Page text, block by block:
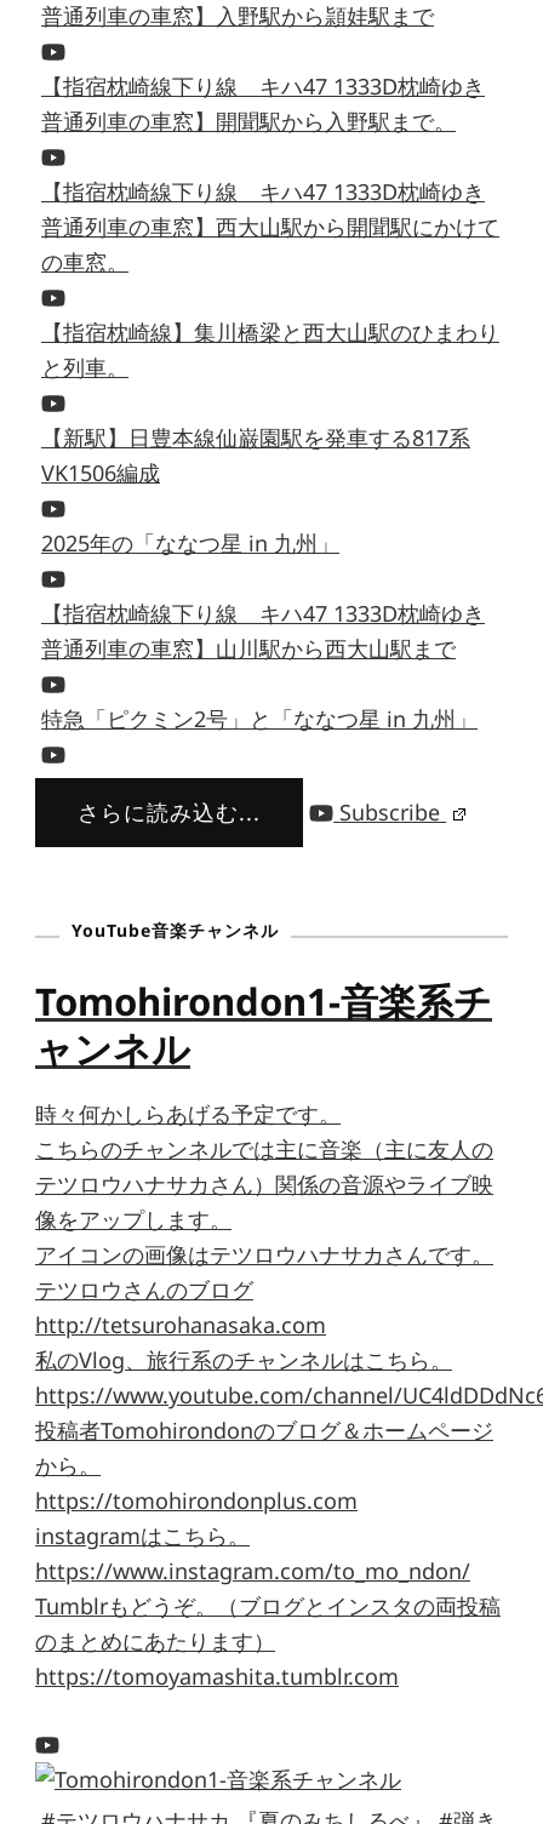
普通列車の車窓】入野駅から頴娃駅まで
【指宿枕崎線下り線 キハ47 1333D枕崎ゆき
普通列車の車窓】開聞駅から入野駅まで。
【指宿枕崎線下り線 キハ47 1333D枕崎ゆき
普通列車の車窓】西大山駅から開聞駅にかけて
の車窓。
【指宿枕崎線】集川橋梁と西大山駅のひまわり
と列車。
【新駅】日豊本線仙巌園駅を発車する817系
VK1506編成
2025年の「ななつ星 in 九州」
【指宿枕崎線下り線 キハ47 1333D枕崎ゆき
普通列車の車窓】山川駅から西大山駅まで
特急「ピクミン2号」と「ななつ星 in 九州」
さらに読み込む... Subscribe
YouTube音楽チャンネル
Tomohirondon1-音楽系チ
ャンネル
時々何かしらあげる予定です。
こちらのチャンネルでは主に音楽（主に友人の
テツロウハナサカさん）関係の音源やライブ映
像をアップします。
アイコンの画像はテツロウハナサカさんです。
テツロウさんのブログ
http://tetsurohanasaka.com
私のVlog、旅行系のチャンネルはこちら。
https://www.youtube.com/channel/
投稿者Tomohirondonのブログ＆ホームページ
から。
https://tomohirondonplus.com
instagramはこちら。
https://www.instagram.com/to_mo_ndon/
Tumblrもどうぞ。（ブログとインスタの両投稿
のまとめにあたります）
https://tomoyamashita.tumblr.com